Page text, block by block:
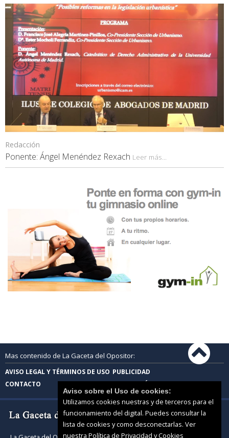
Redacción
Ponente: Ángel Menéndez Rexach Leer más...
Mas contenido de La Gaceta del Opositor:
AVISO LEGAL Y TÉRMINOS DE USO PUBLICIDAD
CONTACTO
PROTECCIÓN DE DATOS
Aviso sobre el Uso de cookies:
Utilizamos cookies nuestras y de terceros para el
funcionamiento del digital. Puedes consultar la
lista de cookies y como desconectarlas. Ver
nuestra Política de Privacidad y Cookies